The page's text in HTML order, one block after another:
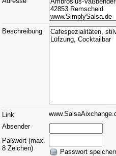
Beschreibung
Link
Absender
Paßwort (max.
8 Zeichen)
Passwort